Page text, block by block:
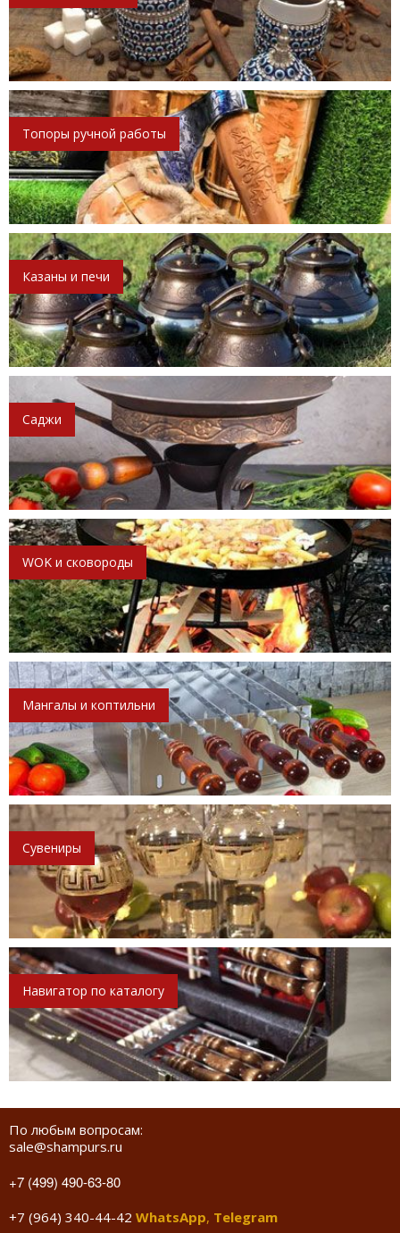
Топоры ручной работы
Казаны и печи
Саджи
WOK и сковороды
Мангалы и коптильни
Сувениры
Навигатор по каталогу
По любым вопросам:
sale@shampurs.ru
+7 (499) 490-63-80
+7 (964) 340-44-42 WhatsApp, Telegram